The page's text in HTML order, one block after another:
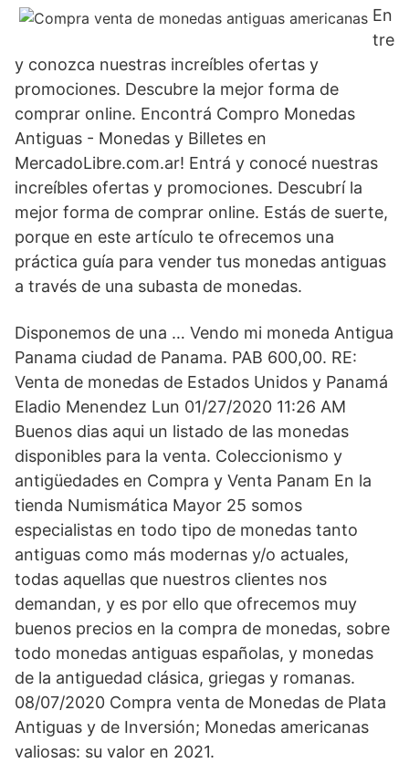
En
tre
y conozca nuestras increíbles ofertas y
promociones. Descubre la mejor forma de
comprar online. Encontrá Compro Monedas
Antiguas - Monedas y Billetes en
MercadoLibre.com.ar! Entrá y conocé nuestras
increíbles ofertas y promociones. Descubrí la
mejor forma de comprar online. Estás de suerte,
porque en este artículo te ofrecemos una
práctica guía para vender tus monedas antiguas
a través de una subasta de monedas.
Disponemos de una … Vendo mi moneda Antigua
Panama ciudad de Panama. PAB 600,00. RE:
Venta de monedas de Estados Unidos y Panamá
Eladio Menendez Lun 01/27/2020 11:26 AM
Buenos dias aqui un listado de las monedas
disponibles para la venta. Coleccionismo y
antigüedades en Compra y Venta Panam En la
tienda Numismática Mayor 25 somos
especialistas en todo tipo de monedas tanto
antiguas como más modernas y/o actuales,
todas aquellas que nuestros clientes nos
demandan, y es por ello que ofrecemos muy
buenos precios en la compra de monedas, sobre
todo monedas antiguas españolas, y monedas
de la antiguedad clásica, griegas y romanas.
08/07/2020 Compra venta de Monedas de Plata
Antiguas y de Inversión; Monedas americanas
valiosas: su valor en 2021.